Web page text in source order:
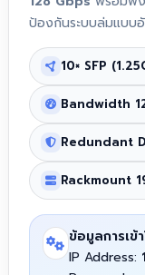
ป้องกันระบบล่มแบบอั
10× SFP
Bandwidth
Redundant
Rackmount
ข้อมูลการเข้
IP Address: